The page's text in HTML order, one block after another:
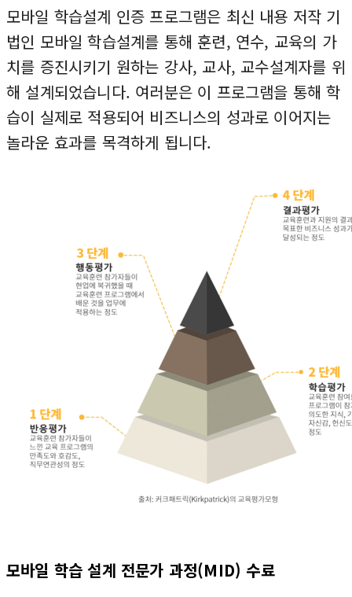
모바일 학습설계 인증 프로그램은 최신 내용 저작 기
법인 모바일 학습설계를 통해 훈련, 연수, 교육의 가
치를 증진시키기 원하는 강사, 교사, 교수설계자를 위
해 설계되었습니다. 여러분은 이 프로그램을 통해 학
습이 실제로 적용되어 비즈니스의 성과로 이어지는
놀라운 효과를 목격하게 됩니다.
모바일 학습 설계 전문가 과정(MID) 수료